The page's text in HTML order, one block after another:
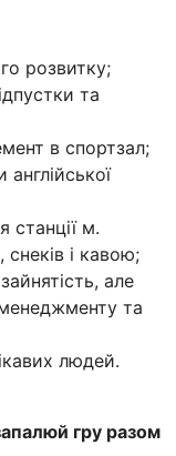
розвитку;
та
в спортзал;
станції м.
і кавою;
але
та
людей.
гру разом